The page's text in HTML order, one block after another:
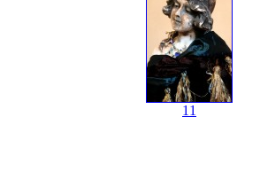
11